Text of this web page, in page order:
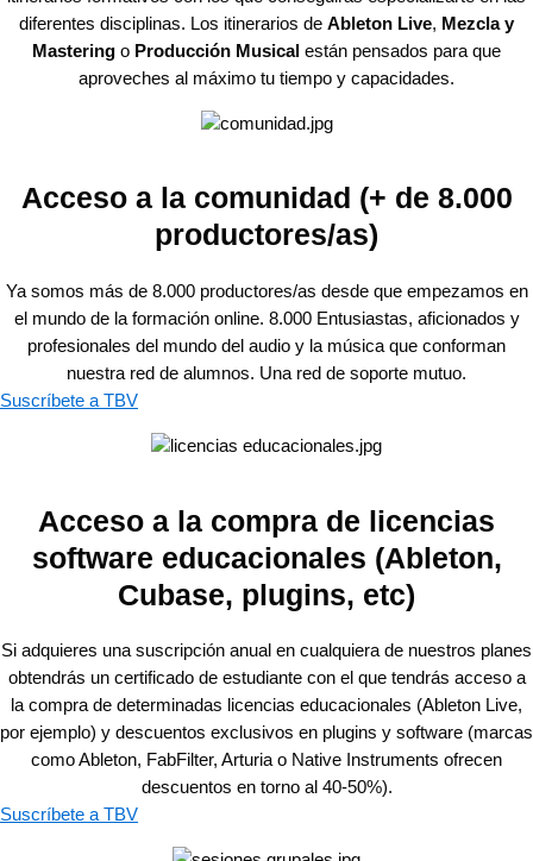
diferentes disciplinas. Los itinerarios de Ableton Live, Mezcla y
Mastering o Producción Musical están pensados para que
aproveches al máximo tu tiempo y capacidades.
Acceso a la comunidad (+ de 8.000
productores/as)
Ya somos más de 8.000 productores/as desde que empezamos en
el mundo de la formación online. 8.000 Entusiastas, aficionados y
profesionales del mundo del audio y la música que conforman
nuestra red de alumnos. Una red de soporte mutuo.
Suscríbete a TBV
Acceso a la compra de licencias
software educacionales (Ableton,
Cubase, plugins, etc)
Si adquieres una suscripción anual en cualquiera de nuestros planes
obtendrás un certificado de estudiante con el que tendrás acceso a
la compra de determinadas licencias educacionales (Ableton Live,
por ejemplo) y descuentos exclusivos en plugins y software (marcas
como Ableton, FabFilter, Arturia o Native Instruments ofrecen
descuentos en torno al 40-50%).
Suscríbete a TBV